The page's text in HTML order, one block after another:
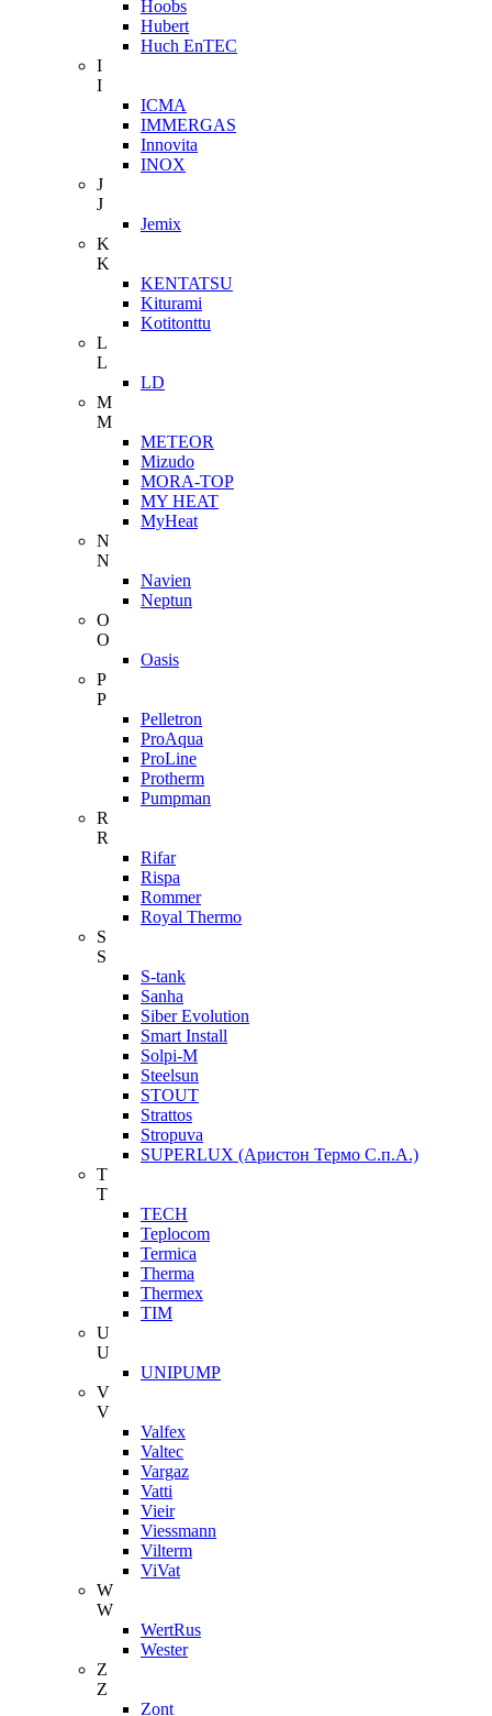
Hoobs
Hubert
Huch EnTEC
I
I
ICMA
IMMERGAS
Innovita
INOX
J
J
Jemix
K
K
KENTATSU
Kiturami
Kotitonttu
L
L
LD
M
M
METEOR
Mizudo
MORA-TOP
MY HEAT
MyHeat
N
N
Navien
Neptun
O
O
Oasis
P
P
Pelletron
ProAqua
ProLine
Protherm
Pumpman
R
R
Rifar
Rispa
Rommer
Royal Thermo
S
S
S-tank
Sanha
Siber Evolution
Smart Install
Solpi-M
Steelsun
STOUT
Strattos
Stropuva
SUPERLUX (Аристон Термо С.п.А.)
T
T
TECH
Teplocom
Termica
Therma
Thermex
TIM
U
U
UNIPUMP
V
V
Valfex
Valtec
Vargaz
Vatti
Vieir
Viessmann
Vilterm
ViVat
W
W
WertRus
Wester
Z
Z
Zont